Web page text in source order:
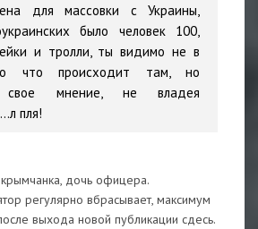
для массовки с Украины,
было человек 100,
и тролли, ты видимо не в
что происходит там, но
свое мнение, не владея
пля!
дочь офицера.
регулярно вбрасывает, максимум
выхода новой публикации сдесь.